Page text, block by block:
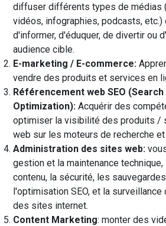
diffuser différents types de médias
vidéos, infographies, podcasts, etc.)
d'informer, d'éduquer, de divertir ou
audience cible.
E-marketing / E-commerce:
vendre des produits et services en
Référencement web SEO (Search
Optimization): Acquérir des
optimiser la visibilité des produits /
web sur les moteurs de recherche
Administration des sites web:
gestion et la maintenance technique,
contenu, la sécurité, les
l'optimisation SEO, et la
des sites internet.
Content Marketing: monter des